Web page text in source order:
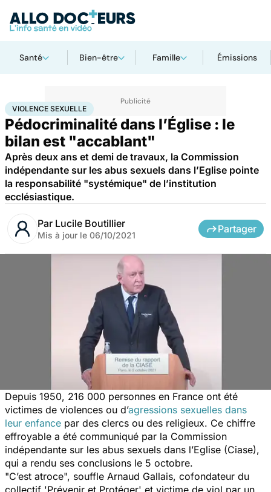
Santé Bien-être Famille Émissions
AccueilSantéSociété Violence sexuelle
VIOLENCE SEXUELLE
Pédocriminalité dans l’Église : le
bilan est "accablant"
Après deux ans et demi de travaux, la Commission
indépendante sur les abus sexuels dans l’Eglise pointe
la responsabilité "systémique" de l’institution
ecclésiastique.
Par Lucile Boutillier
Mis à jour le 06/10/2021
Partager
Depuis 1950, 216 000 personnes en France ont été
victimes de violences ou d’agressions sexuelles dans
leur enfance par des clercs ou des religieux. Ce chiffre
effroyable a été communiqué par la Commission
indépendante sur les abus sexuels dans l’Eglise (Ciase),
qui a rendu ses conclusions le 5 octobre.
"C’est atroce", souffle Arnaud Gallais, cofondateur du
collectif 'Prévenir et Protéger' et victime de viol par un